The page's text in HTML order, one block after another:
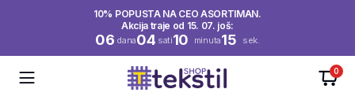
10% POPUSTA NA CEO ASORTIMAN.
Akcija traje od 15. 07. još:
06 dana04 sati10 minuta14 sek.
0